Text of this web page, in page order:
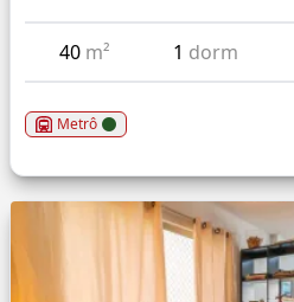
40 m² 1 dorm
Metrô